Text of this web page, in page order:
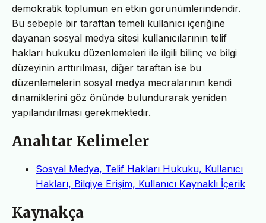
demokratik toplumun en etkin görünümlerindendir.
Bu sebeple bir taraftan temeli kullanıcı içeriğine
dayanan sosyal medya sitesi kullanıcılarının telif
hakları hukuku düzenlemeleri ile ilgili bilinç ve bilgi
düzeyinin arttırılması, diğer taraftan ise bu
düzenlemelerin sosyal medya mecralarının kendi
dinamiklerini göz önünde bulundurarak yeniden
yapılandırılması gerekmektedir.
Anahtar Kelimeler
Sosyal Medya, Telif Hakları Hukuku, Kullanıcı
Hakları, Bilgiye Erişim, Kullanıcı Kaynaklı İçerik
Kaynakça